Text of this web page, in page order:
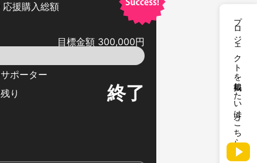
プロジェクトを掲載したい方はこちら
応援購入総額
目標金額 300,000円
サポーター
残り
終了